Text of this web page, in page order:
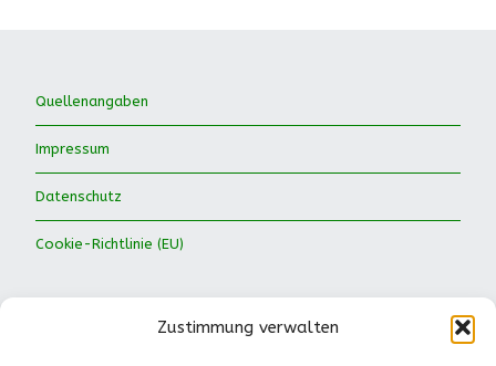
Zustimmung verwalten
Quellenangaben
Impressum
Datenschutz
Cookie-Richtlinie (EU)